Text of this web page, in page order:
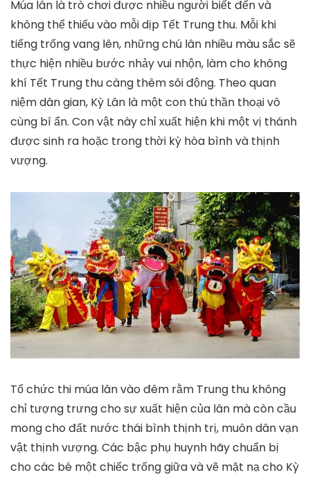
Múa lân là trò chơi được nhiều người biết đến và
không thể thiếu vào mỗi dịp Tết Trung thu. Mỗi khi
tiếng trống vang lên, những chú lân nhiều màu sắc sẽ
thực hiện nhiều bước nhảy vui nhộn, làm cho không
khí Tết Trung thu càng thêm sôi động. Theo quan
niệm dân gian, Kỳ Lân là một con thú thần thoại vô
cùng bí ẩn. Con vật này chỉ xuất hiện khi một vị thánh
được sinh ra hoặc trong thời kỳ hòa bình và thịnh
vượng.
Tổ chức thi múa lân vào đêm rằm Trung thu không
chỉ tượng trưng cho sự xuất hiện của lân mà còn cầu
mong cho đất nước thái bình thịnh trị, muôn dân vạn
vật thịnh vượng. Các bậc phụ huynh hãy chuẩn bị
cho các bé một chiếc trống giữa và vẽ mặt nạ cho Kỳ